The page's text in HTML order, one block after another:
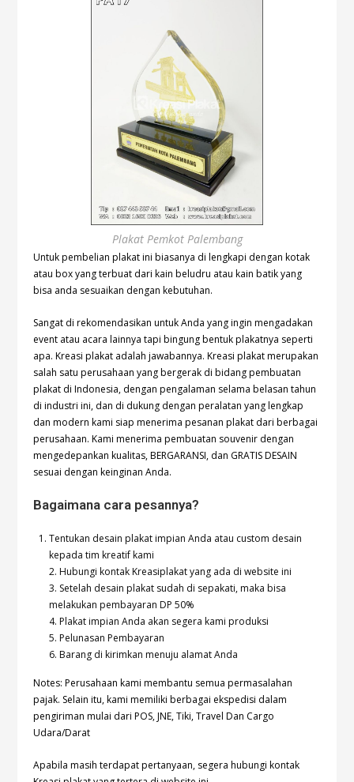
Plakat Pemkot Palembang
Untuk pembelian plakat ini biasanya di lengkapi dengan kotak
atau box yang terbuat dari kain beludru atau kain batik yang
bisa anda sesuaikan dengan kebutuhan.
Sangat di rekomendasikan untuk Anda yang ingin mengadakan
event atau acara lainnya tapi bingung bentuk plakatnya seperti
apa. Kreasi plakat adalah jawabannya. Kreasi plakat merupakan
salah satu perusahaan yang bergerak di bidang pembuatan
plakat di Indonesia, dengan pengalaman selama belasan tahun
di industri ini, dan di dukung dengan peralatan yang lengkap
dan modern kami siap menerima pesanan plakat dari berbagai
perusahaan. Kami menerima pembuatan souvenir dengan
mengedepankan kualitas, BERGARANSI, dan GRATIS DESAIN
sesuai dengan keinginan Anda.
Bagaimana cara pesannya?
Tentukan desain plakat impian Anda atau custom desain
kepada tim kreatif kami
2. Hubungi kontak Kreasiplakat yang ada di website ini
3. Setelah desain plakat sudah di sepakati, maka bisa
melakukan pembayaran DP 50%
4. Plakat impian Anda akan segera kami produksi
5. Pelunasan Pembayaran
6. Barang di kirimkan menuju alamat Anda
Notes: Perusahaan kami membantu semua permasalahan
pajak. Selain itu, kami memiliki berbagai ekspedisi dalam
pengiriman mulai dari POS, JNE, Tiki, Travel Dan Cargo
Udara/Darat
Apabila masih terdapat pertanyaan, segera hubungi kontak